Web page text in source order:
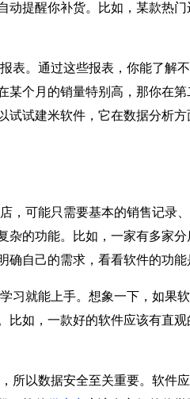
提醒你补货。比如，某款热
表。通过这些报表，你能了解
个月的销量特别高，那你在
试建米软件，它在数据分析
，可能只需要基本的销售记录
的功能。比如，一家有多家
自己的需求，看看软件的功能
习就能上手。想象一下，如果
如，一款好的软件应该有直
所以数据安全至关重要。软件